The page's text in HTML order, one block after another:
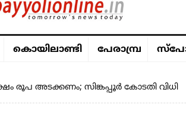
കൊയിലാണ്ടി പേരാമ്പ്ര
രൂപ അടക്കണം; സിങ്കപ്പൂർ കോടതി വിധി